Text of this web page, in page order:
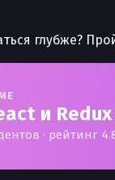
глубже?
и
· рейтинг